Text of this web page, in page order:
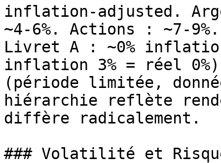
inflation-adjusted.
~4-6%. Actions : ~7-
Livret A : ~0%
inflation 3% = réel
(période limitée,
hiérarchie reflète
diffère radicalement.
### Volatilité et